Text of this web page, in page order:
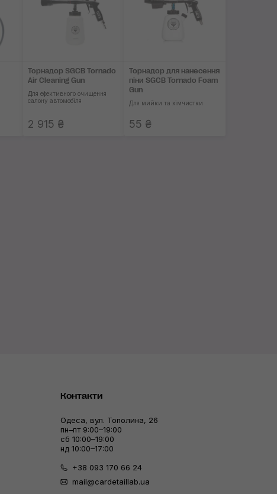
Торнадор SGCB Tornado
Air Cleaning Gun
Для ефективного очищення
салону автомобіля
2 915 ₴
Торнадор для нане­сення
піни SGCB Tornado Foam
Gun
Для мийки та хімчистки
55 ₴
Контакти
Одеса, вул. Тополина, 26
пн–пт 9:00–19:00
сб 10:00–19:00
нд 10:00–17:00
+38 093 170 66 24
mail@cardetaillab.ua